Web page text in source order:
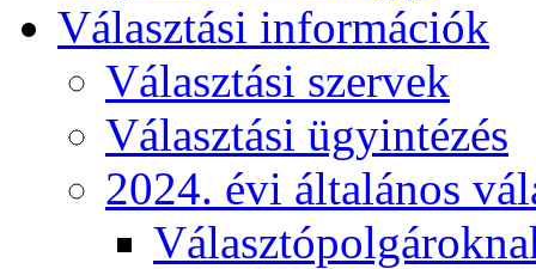
Választási információk
Választási szervek
Választási ügyintézés
2024. évi általános